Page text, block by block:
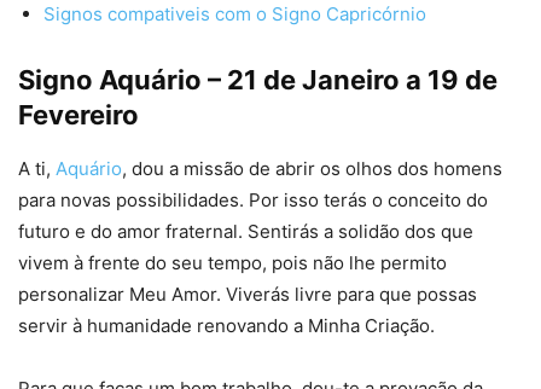
Signos compativeis com o Signo Capricórnio
Signo Aquário – 21 de Janeiro a 19 de
Fevereiro
A ti, Aquário, dou a missão de abrir os olhos dos homens
para novas possibilidades. Por isso terás o conceito do
futuro e do amor fraternal. Sentirás a solidão dos que
vivem à frente do seu tempo, pois não lhe permito
personalizar Meu Amor. Viverás livre para que possas
servir à humanidade renovando a Minha Criação.